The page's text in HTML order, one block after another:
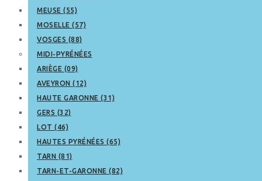
MEUSE (55)
MOSELLE (57)
VOSGES (88)
MIDI-PYRÉNÉES
ARIÈGE (09)
AVEYRON (12)
HAUTE GARONNE (31)
GERS (32)
LOT (46)
HAUTES PYRÉNÉES (65)
TARN (81)
TARN-ET-GARONNE (82)